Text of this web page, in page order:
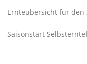
Ernteübersicht für den
Saisonstart